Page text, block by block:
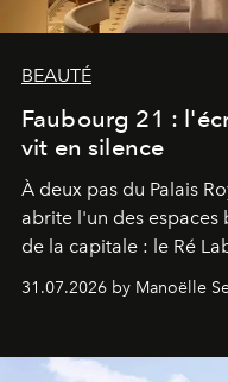
BEAUTÉ
Faubourg 21 :
vit en silence
À deux pas du Palais
abrite l'un des
de la capitale : le Ré
31.07.2026 by Manoëlle